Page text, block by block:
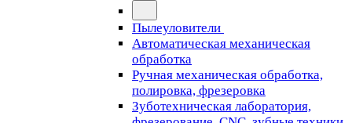
Пылеуловители
Автоматическая механическая
обработка
Ручная механическая обработка,
полировка, фрезеровка
Зуботехническая лаборатория,